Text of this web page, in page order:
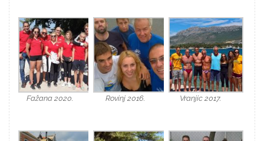
Fažana 2020. Rovinj 2016. Vranjic 2017.